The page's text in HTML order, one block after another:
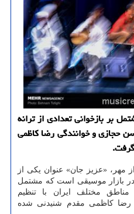
بر بازخوانی تعدادی از ترانه
حجازی و خوانندگی رضا کاظمی
مهر، «عزیز جان» عنوان یکی از
در بازار موسیقی است که مشتمل
مختلف ایران با تنظیم
رضا کاظمی مقدم شنیدنی شده